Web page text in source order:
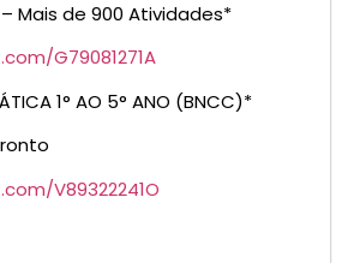
Mais de 900 Atividades*
G79081271A
1° AO 5° ANO (BNCC)*
V89322241O